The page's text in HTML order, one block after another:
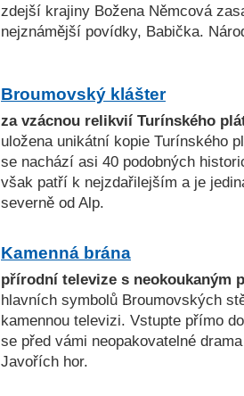
zdejší krajiny Božena Němcová
nejznámější povídky, Babička.
Broumovský klášter
za vzácnou relikvií Turínského
uložena unikátní kopie Turínského
se nachází asi 40 podobných
však patří k nejzdařilejším a je
severně od Alp.
Kamenná brána
přírodní televize s neokoukaným
hlavních symbolů Broumovských
kamennou televizi. Vstupte přímo
se před vámi neopakovatelné
Javořích hor.